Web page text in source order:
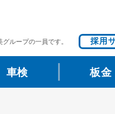
グループの一員です。 採用
車検 板金